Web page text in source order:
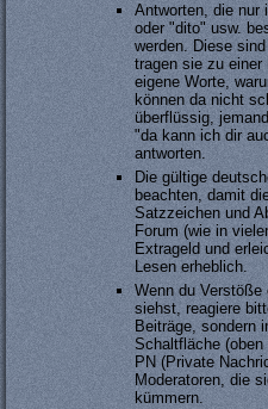
Antworten, die nur
oder "dito" usw.
werden. Diese
tragen sie zu
eigene Worte,
können da nicht
überflüssig,
"da kann ich dir
antworten.
Die gültige
beachten, damit
Satzzeichen und
Forum (wie in
Extrageld und
Lesen erheblich.
Wenn du Verstöße
siehst, reagiere
Beiträge, sondern
Schaltfläche
PN (Private
Moderatoren, die
kümmern.